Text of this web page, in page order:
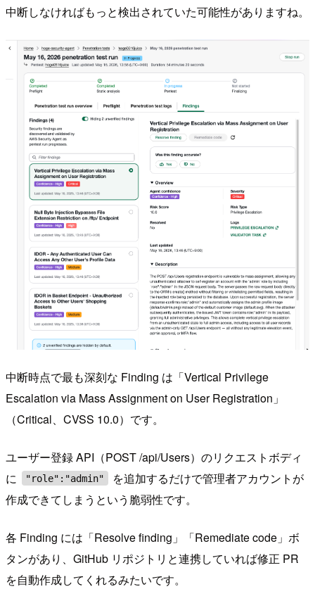
中断しなければもっと検出されていた可能性がありますね。
中断時点で最も深刻な Finding は「Vertical Privilege
Escalation via Mass Assignment on User Registration」
（Critical、CVSS 10.0）です。
ユーザー登録 API（POST /api/Users）のリクエストボディ
に
"role":"admin"
を追加するだけで管理者アカウントが
作成できてしまうという脆弱性です。
各 Finding には「Resolve finding」「Remediate code」ボ
タンがあり、GitHub リポジトリと連携していれば修正 PR
を自動作成してくれるみたいです。